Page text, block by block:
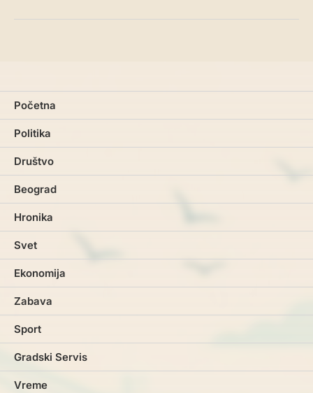
Početna
Politika
Društvo
Beograd
Hronika
Svet
Ekonomija
Zabava
Sport
Gradski Servis
Vreme